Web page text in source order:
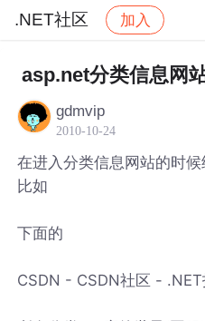
.NET社区 加入
.NET社区 帖子
asp.net分类信息网
gdmvip
2010-10-24
在进入分类信息网站的时
比如
下面的
CSDN - CSDN社区 -